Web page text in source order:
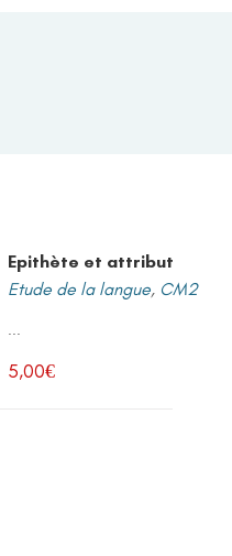
Epithète et attribut
Etude de la langue, CM2
...
5,00€